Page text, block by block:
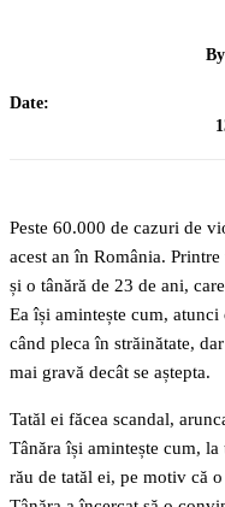
Date:
Peste 60.000 de cazuri de
acest an în România.
și o tânără de 23 de ani,
Ea își amintește cum,
când pleca în străinătate,
mai gravă decât se aștepta.
Tatăl ei făcea scandal,
Tânăra își amintește cum,
rău de tatăl ei, pe motiv că